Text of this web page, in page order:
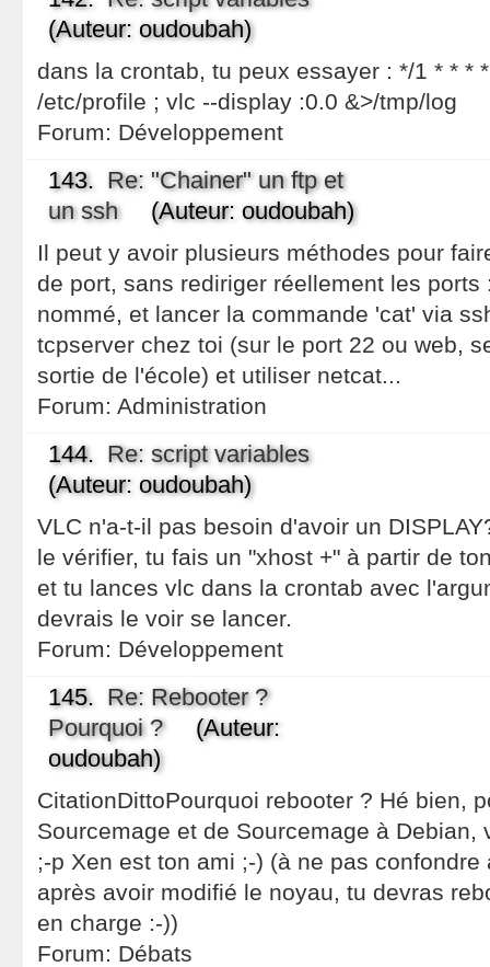
(Auteur: oudoubah)
dans la crontab, tu peux essayer : */1 * * *
/etc/profile ; vlc --display :0.0 &>/tmp/log
Forum: Développement
143. Re: "Chainer" un ftp et
un ssh(Auteur: oudoubah)
Il peut y avoir plusieurs méthodes pour
de port, sans rediriger réellement les ports
nommé, et lancer la commande 'cat' via
tcpserver chez toi (sur le port 22 ou web,
sortie de l'école) et utiliser netcat...
Forum: Administration
144. Re: script variables
(Auteur: oudoubah)
VLC n'a-t-il pas besoin d'avoir un
le vérifier, tu fais un "xhost +" à partir de
et tu lances vlc dans la crontab avec
devrais le voir se lancer.
Forum: Développement
145. Re: Rebooter ?
Pourquoi ?(Auteur:
oudoubah)
CitationDittoPourquoi rebooter ? Hé bien,
Sourcemage et de Sourcemage à Debian,
;-p Xen est ton ami ;-) (à ne pas
après avoir modifié le noyau, tu devras
en charge :-))
Forum: Débats